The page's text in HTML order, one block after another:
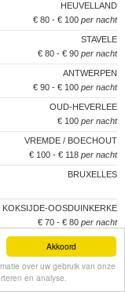
Akkoord
over uw gebruik van onze
en analyse.
HEUVELLAND
€ 80 - € 100 per nacht
STAVELE
€ 80 - € 90 per nacht
ANTWERPEN
€ 90 - € 100 per nacht
OUD-HEVERLEE
€ 100 per nacht
VREMDE / BOECHOUT
€ 100 - € 118 per nacht
BRUXELLES
KOKSIJDE-OOSDUINKERKE
€ 70 - € 80 per nacht
BRUXELLES
LEIGNON (CINEY)
€ 60 - € 70per nacht